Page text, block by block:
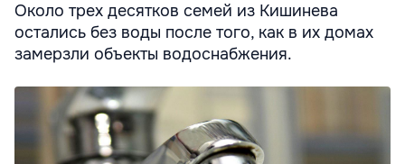
Около трех десятков семей из Кишинева
остались без воды после того, как в их домах
замерзли объекты водоснабжения.